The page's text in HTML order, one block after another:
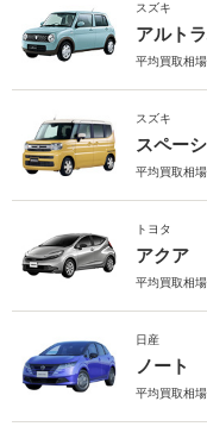
スズキ
アルト
平均買取相場
スズキ
スペー
平均買取相場
トヨタ
アクア
平均買取相場
日産
ノート
平均買取相場